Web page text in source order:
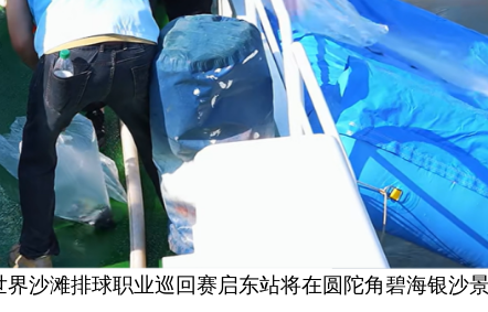
沙滩排球职业巡回赛启东站将在圆陀角碧海银沙景